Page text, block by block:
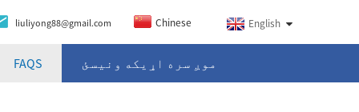
liuliyong88@gmail.com Chinese English
FAQS موږ سره اړیکه ونیسئ